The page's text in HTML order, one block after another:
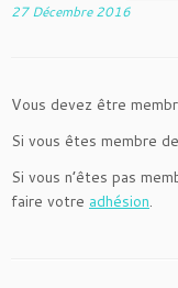
27 Décembre 2016
Vous devez être
Si vous êtes membre
Si vous n’êtes pas
faire votre adhésion.